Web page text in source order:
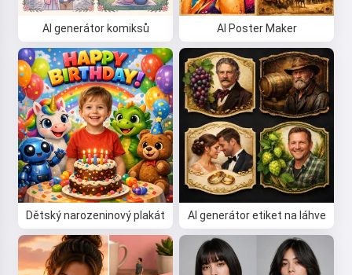
AI generátor komiksů AI Poster Maker
Dětský narozeninový plakát AI generátor etiket na láhve